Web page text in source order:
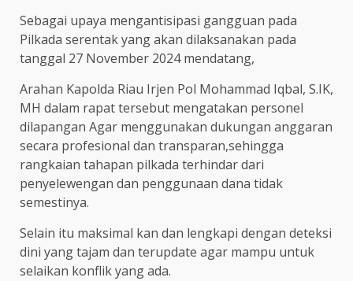
Sebagai upaya mengantisipasi gangguan pada
Pilkada serentak yang akan dilaksanakan pada
tanggal 27 November 2024 mendatang,
Arahan Kapolda Riau Irjen Pol Mohammad Iqbal, S.IK,
MH dalam rapat tersebut mengatakan personel
dilapangan Agar menggunakan dukungan anggaran
secara profesional dan transparan,sehingga
rangkaian tahapan pilkada terhindar dari
penyelewengan dan penggunaan dana tidak
semestinya.
Selain itu maksimal kan dan lengkapi dengan deteksi
dini yang tajam dan terupdate agar mampu untuk
selaikan konflik yang ada.